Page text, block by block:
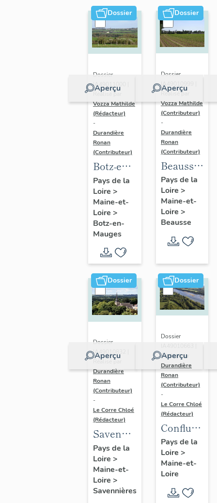
Dossier
Aperçu
Dossier
IA49011000 |
Réalisé par
Vozza Mathilde
(Rédacteur)
-
Durandière
Ronan
(Contributeur)
Botz-en-
Mauges :
présentation
de la
commune
Pays de la
Loire >
Maine-et-
Loire >
Botz-en-
Mauges
Dossier
Aperçu
Dossier
IA49010999 |
Réalisé par
Vozza Mathilde
(Contributeur)
-
Durandière
Ronan
(Contributeur)
Beausse :
de la
commune
Pays de la
Loire >
Maine-et-
Loire >
Beausse
Dossier
Aperçu
Dossier
IA49010832 |
Réalisé par
Durandière
Ronan
(Contributeur)
-
Le Corre Chloé
(Rédacteur)
Savennières
:
présentation
de la
commune
Pays de la
Loire >
Maine-et-
Loire >
Savennières
Dossier
Aperçu
Dossier
Réalisé par
Durandière
Ronan
(Contributeur)
-
Le Corre Chloé
(Rédacteur)
Confluence
Maine-
Loire :
d'étude
Pays de la
Loire >
Maine-et-
Loire